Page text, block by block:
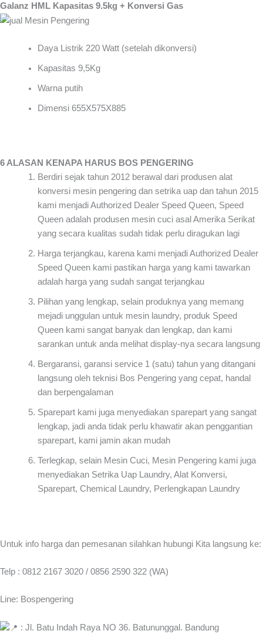
Galanz HML Kapasitas 9.5kg + Konversi Gas
Daya Listrik 220 Watt (setelah dikonversi)
Kapasitas 9,5Kg
Warna putih
Dimensi 655X575X885
6 ALASAN KENAPA HARUS BOS PENGERING
Berdiri sejak tahun 2012 berawal dari produsen alat
konversi mesin pengering dan setrika uap dan tahun 2015
kami menjadi Authorized Dealer Speed Queen, Speed
Queen adalah produsen mesin cuci asal Amerika Serikat
yang secara kualitas sudah tidak perlu diragukan lagi
Harga terjangkau, karena kami menjadi Authorized Dealer
Speed Queen kami pastikan harga yang kami tawarkan
adalah harga yang sudah sangat terjangkau
Pilihan yang lengkap, selain produknya yang memang
mejadi unggulan untuk mesin laundry, produk Speed
Queen kami sangat banyak dan lengkap, dan kami
sarankan untuk anda melihat display-nya secara langsung
Bergaransi, garansi service 1 (satu) tahun yang ditangani
langsung oleh teknisi Bos Pengering yang cepat, handal
dan berpengalaman
Sparepart kami juga menyediakan sparepart yang sangat
lengkap, jadi anda tidak perlu khawatir akan penggantian
sparepart, kami jamin akan mudah
Terlegkap, selain Mesin Cuci, Mesin Pengering kami juga
menyediakan Setrika Uap Laundry, Alat Konversi,
Sparepart, Chemical Laundry, Perlengkapan Laundry
Untuk info harga dan pemesanan silahkan hubungi Kita langsung ke:
Telp : 0812 2167 3020 / 0856 2590 322 (WA)
Line: Bospengering
: Jl. Batu Indah Raya NO 36. Batununggal. Bandung